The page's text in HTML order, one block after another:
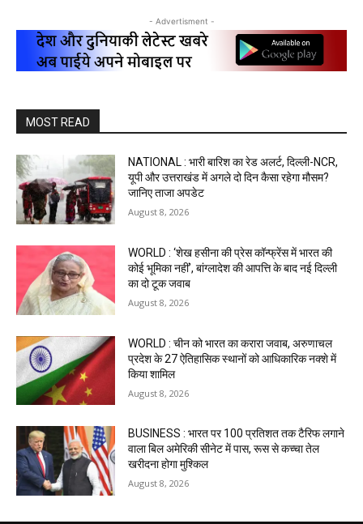
- Advertisment -
MOST READ
NATIONAL : भारी बारिश का रेड अलर्ट, दिल्ली-NCR,
यूपी और उत्तराखंड में अगले दो दिन कैसा रहेगा मौसम?
जानिए ताजा अपडेट
August 8, 2026
WORLD : ‘शेख हसीना की प्रेस कॉन्फ्रेंस में भारत की
कोई भूमिका नहीं’, बांग्लादेश की आपत्ति के बाद नई दिल्ली
का दो टूक जवाब
August 8, 2026
WORLD : चीन को भारत का करारा जवाब, अरुणाचल
प्रदेश के 27 ऐतिहासिक स्थानों को आधिकारिक नक्शे में
किया शामिल
August 8, 2026
BUSINESS : भारत पर 100 प्रतिशत तक टैरिफ लगाने
वाला बिल अमेरिकी सीनेट में पास, रूस से कच्चा तेल
खरीदना होगा मुश्किल
August 8, 2026